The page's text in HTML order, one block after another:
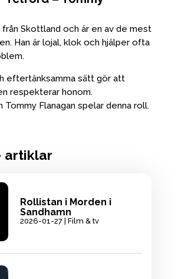
från Skottland och är en av de mest
Han är lojal, klok och hjälper ofta
eftertänksamma sätt gör att
respekterar honom.
Tommy Flanagan spelar denna roll.
artiklar
Rollistan i Morden i
Sandhamn
2026-01-27| Film & tv